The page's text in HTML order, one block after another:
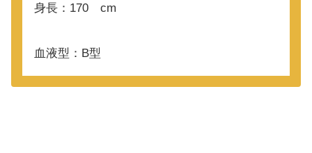
身長：170 cm
血液型：B型